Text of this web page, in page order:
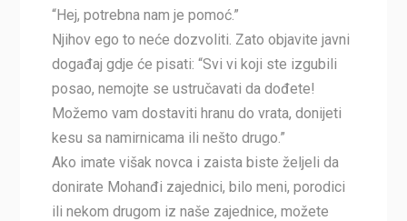
“Hej, potrebna nam je pomoć.”
Njihov ego to neće dozvoliti. Zato objavite javni
događaj gdje će pisati: “Svi vi koji ste izgubili
posao, nemojte se ustručavati da dođete!
Možemo vam dostaviti hranu do vrata, donijeti
kesu sa namirnicama ili nešto drugo.”
Ako imate višak novca i zaista biste željeli da
donirate Mohanđi zajednici, bilo meni, porodici
ili nekom drugom iz naše zajednice, možete